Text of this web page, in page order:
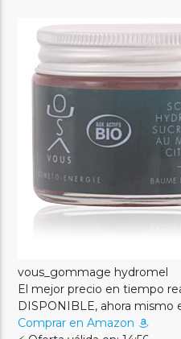
vous_gommage hydromel
El mejor precio en tiempo
DISPONIBLE, ahora mismo
Comprar en Amazon